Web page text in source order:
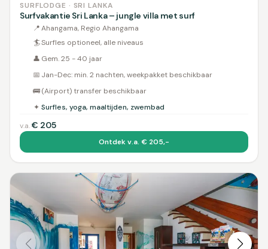
SURFLODGE · SRI LANKA
Surfvakantie Sri Lanka – jungle villa met surf
📍Ahangama, Regio Ahangama
🏄Surfles optioneel, alle niveaus
👤 Gem. 25 - 40 jaar
📅 Jan-Dec: min. 2 nachten, weekpakket beschikbaar
🚌(Airport) transfer beschikbaar
✦ Surfles, yoga, maaltijden, zwembad
v.a.€ 205
Ontdek v.a. € 205,-